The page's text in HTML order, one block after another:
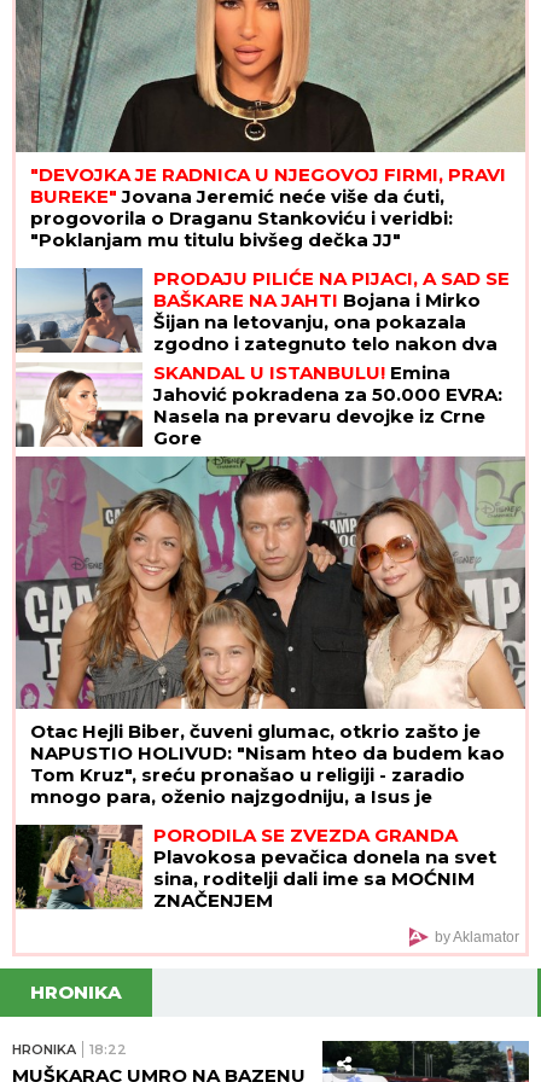
POZNAT JOŠ JEDAN UČESNIK ELITE 10Filip Car
bez njega ne ulazi: Obratio se javnosti
Majka i ćerka Aneli Ahmić završile u
bolnici!
NOVAK ĐOKOVIĆ ČEKAO U REDU DA
KUPI SLADOLED Prodavačica iz Crne
našem teniseru, evo kako se ponaša
na letovanju
Oglasio se Terza nakon okršaja sa Milicom
Veličković na Adi Bojani: Oči su joj bile pune suza!"
SKANDAL POSLE "ELITE"Anastasijin
otac zvao Borinu porodicu, pa
napravio DAR-MAR! Tenzije eskalirale
u porodični rat, pa usledio OBRT
Kinezi spavaju sa OVIM VOĆEM i više
se ne bude u znoju! Drevni TRIK ZA
RASHLAĐIVANJE oduševio je ceo
svet